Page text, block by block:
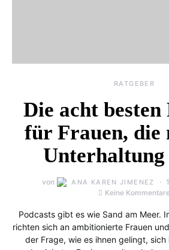
RATGEBER
Die acht besten
für Frauen, die
Unterhaltung
von ANA KAREN JIMENEZ
Keine
Podcasts gibt es wie Sand am Meer.
richten sich an ambitionierte Frauen
der Frage, wie es ihnen gelingt, sich